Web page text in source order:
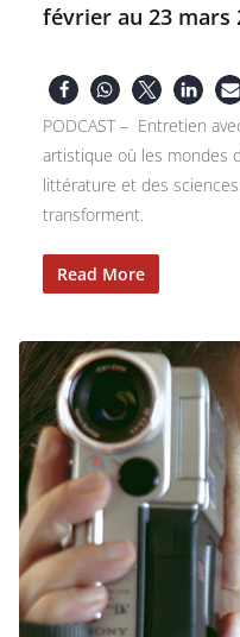
février au 23 mars
PODCAST – Entretien
artistique où les mondes
littérature et des
transforment.
Read More